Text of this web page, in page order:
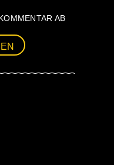
AB